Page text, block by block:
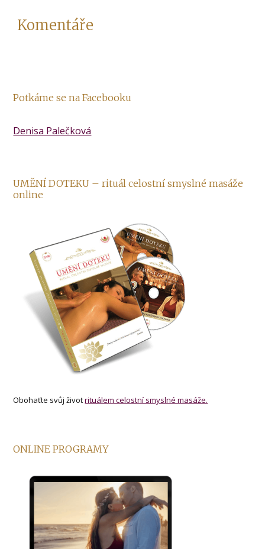
Komentáře
Potkáme se na Facebooku
Denisa Palečková
UMĚNÍ DOTEKU – rituál celostní smyslné masáže
online
Obohaťte svůj životrituálem celostní smyslné masáže.
ONLINE PROGRAMY